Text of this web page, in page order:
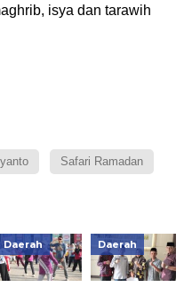
isya dan tarawih
Safari Ramadan
Daerah Daerah